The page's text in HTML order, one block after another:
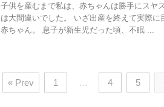
子供を産むまで私は、赤ちゃんは勝手にスヤ
は大間違いでした。 いざ出産を終えて実際
赤ちゃん。 息子が新生児だった頃、不眠 ...
« Prev 1 … 4 5